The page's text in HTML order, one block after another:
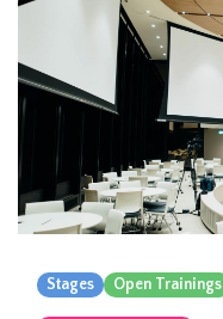
Stages Open Trainings